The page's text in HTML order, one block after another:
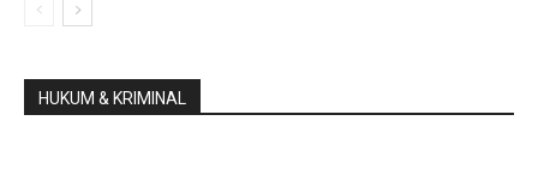
HUKUM & KRIMINAL